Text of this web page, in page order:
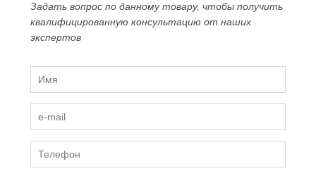
Задать вопрос по данному товару, чтобы получить
квалифицированную консультацию от наших
экспертов